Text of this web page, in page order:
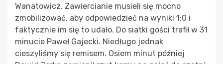
Wanatowicz. Zawiercianie musieli się mocno
zmobilizować, aby odpowiedzieć na wyniki 1:0 i
faktycznie im się to udało. Do siatki gości trafił w 31
minucie Paweł Gajecki. Niedługo jednak
cieszyliśmy się remisem. Osiem minut później